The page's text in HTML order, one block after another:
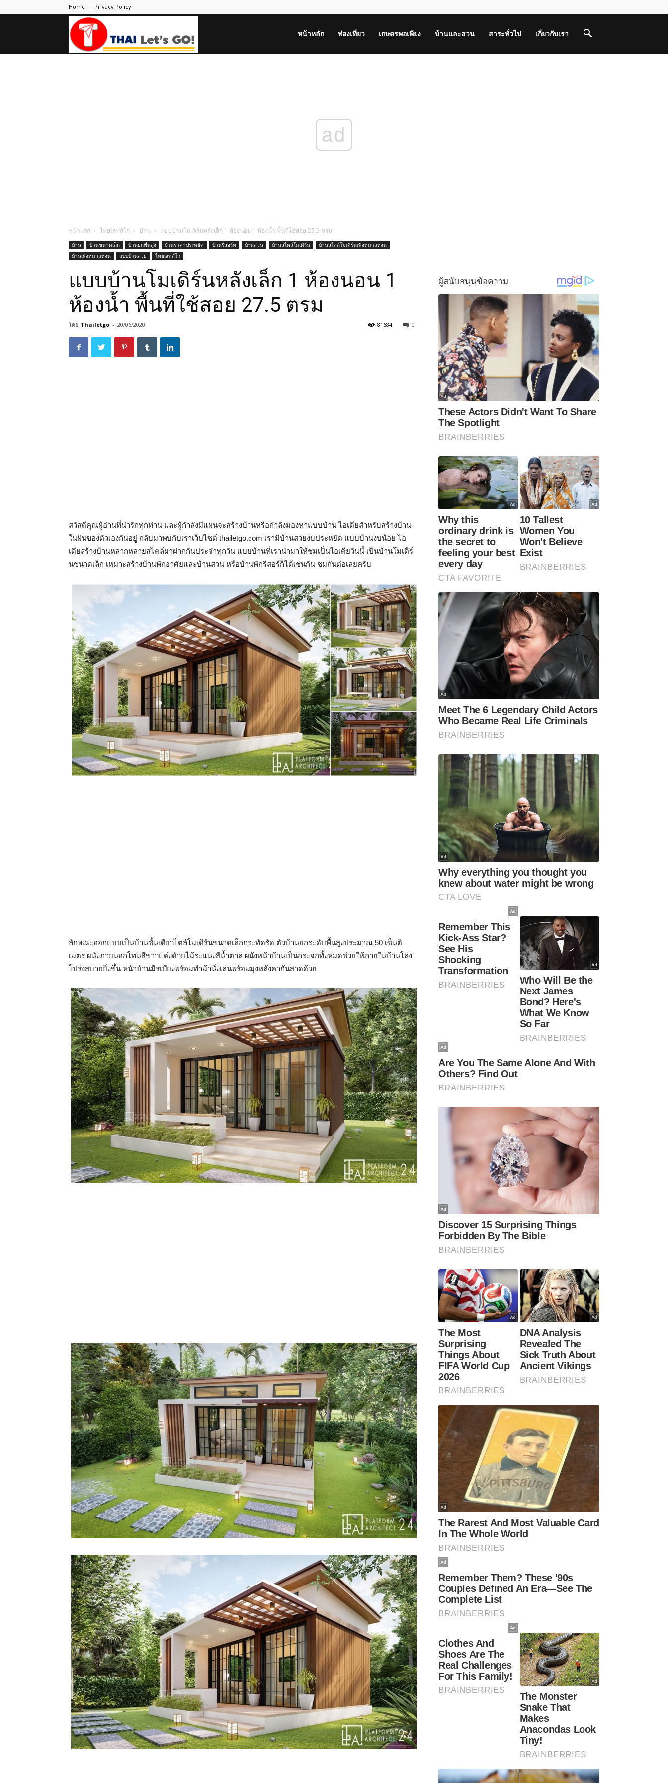
Home Privacy Policy
หน้าหลัก ท่องเที่ยว เกษตรพอเพียง บ้านและสวน สาระทั่วไป เกี่ยวกับเรา
ad
หน้าแรก ไทยเลทส์โก บ้าน แบบบ้านโมเดิร์นหลังเล็ก 1 ห้องนอน 1 ห้องน้ำ พื้นที่ใช้สอย 27.5 ตรม
บ้าน บ้านขนาดเล็ก บ้านยกพื้นสูง บ้านราคาประหยัด บ้านรีสอร์ท บ้านสวน บ้านสไตล์โมเดิร์น
บ้านสไตล์โมเดิร์นเพิงหมาแหงน
บ้านเพิงหมาแหงน
แบบบ้านสวย ไทยเลทส์โก
แบบบ้านโมเดิร์นหลังเล็ก 1 ห้องนอน 1
ห้องน้ำ พื้นที่ใช้สอย 27.5 ตรม
โดย Thailetgo - 20/06/2020 0
81684
สวัสดีคุณผู้อ่านที่น่ารักทุกท่าน และผู้กำลังมีแผนจะสร้างบ้านหรือกำลังมองหาแบบบ้าน ไอเดียสำหรับสร้างบ้าน
ในฝันของตัวเองกันอยู่ กลับมาพบกับเราเว็บไซต์ thailetgo.com เรามีบ้านสวยงบประหยัด แบบบ้านงบน้อย ไอ
เดียสร้างบ้านหลากหลายสไตล์มาฝากกันประจำทุกวัน แบบบ้านที่เรานำมาให้ชมเป็นไอเดียวันนี้ เป็นบ้านโมเดิร์
นขนาดเล็ก เหมาะสร้างบ้านพักอาศัยและบ้านสวน หรือบ้านพักรีสอร์ก็ได้เช่นกัน ชมกันต่อเลยครับ
ลักษณะออกแบบเป็นบ้านชั้นเดียวไตล์โมเดิร์นขนาดเล็กกระทัดรัด ตัวบ้านยกระดับพื้นสูงประมาณ 50 เซ็นติ
เมตร ผนังภายนอกโทนสีขาวแต่งด้วยไม้ระแนงสีน้ำตาล ผนังหน้าบ้านเป็นกระจกทั้งหมดช่วยให้ภายในบ้านโล่ง
โปร่งสบายยิ่งขึ้น หน้าบ้านมีรเบียงพร้อมทำม้านั่งเล่นพร้อมมุงหลังคากันสาดด้วย